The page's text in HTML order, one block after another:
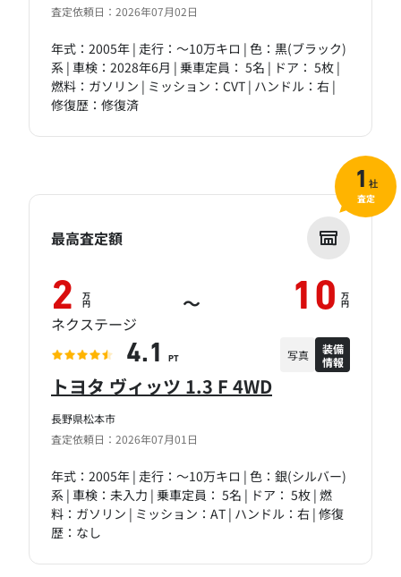
査定依頼日：2026年07月02日
年式：2005年 | 走行：～10万キロ | 色：黒(ブラック)
系 | 車検：2028年6月 | 乗車定員： 5名 | ドア： 5枚 |
燃料：ガソリン | ミッション：CVT | ハンドル：右 |
修復歴：修復済
長野県松本市
査定依頼日：2026年07月01日
トヨタ ヴィッツ 1.3 F 4WD
年式：2005年 | 走行：～10万キロ | 色：銀(シルバー)
系 | 車検：未入力 | 乗車定員： 5名 | ドア： 5枚 | 燃
料：ガソリン | ミッション：AT | ハンドル：右 | 修復
歴：なし
最高査定額
2 万
円 ～ 10 万
円
ネクステージ
4.1 PT 写真
装備
情報
1 社
査定